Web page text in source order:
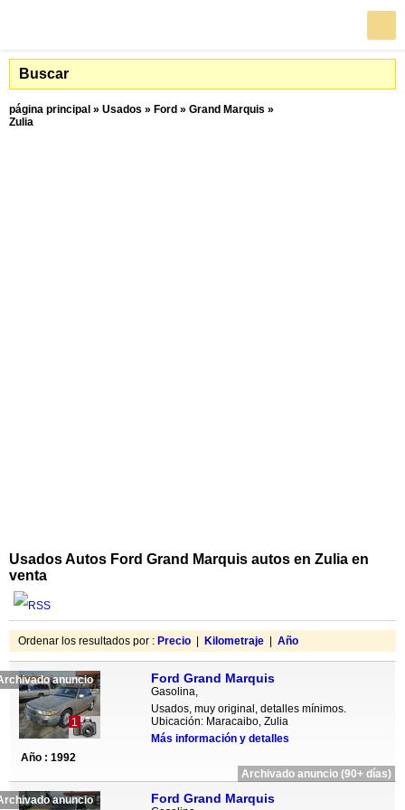
Buscar
página principal » Usados » Ford » Grand Marquis »
Zulia
Usados Autos Ford Grand Marquis autos en Zulia en
venta
Ordenar los resultados por : Precio Kilometraje Año
anuncio
1
Ford Grand Marquis
Gasolina,
Usados, muy original, detalles mínimos.
Ubicación: Maracaibo, Zulia
Más información y detalles
Año : 1992
Archivado anuncio (90+ días)
anuncio Ford Grand Marquis